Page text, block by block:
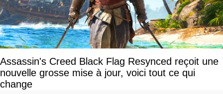
Assassin's Creed Black Flag Resynced reçoit une
nouvelle grosse mise à jour, voici tout ce qui
change